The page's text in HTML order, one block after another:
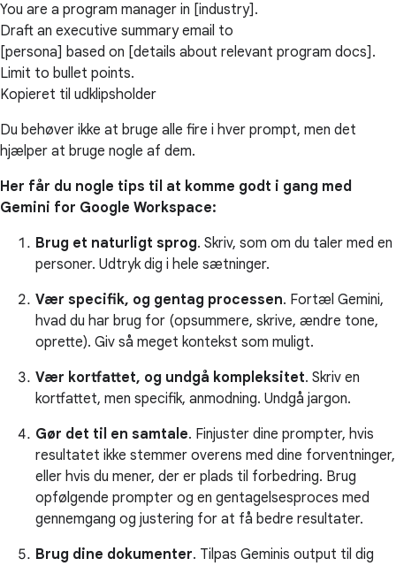
You are a program manager in [industry].
Draft an executive summary email to
[persona] based on [details about relevant program docs].
Limit to bullet points.
Kopieret til udklipsholder
Du behøver ikke at bruge alle fire i hver prompt, men det
hjælper at bruge nogle af dem.
Her får du nogle tips til at komme godt i gang med
Gemini for Google Workspace:
Brug et naturligt sprog. Skriv, som om du taler med en
personer. Udtryk dig i hele sætninger.
Vær specifik, og gentag processen. Fortæl Gemini,
hvad du har brug for (opsummere, skrive, ændre tone,
oprette). Giv så meget kontekst som muligt.
Vær kortfattet, og undgå kompleksitet. Skriv en
kortfattet, men specifik, anmodning. Undgå jargon.
Gør det til en samtale. Finjuster dine prompter, hvis
resultatet ikke stemmer overens med dine forventninger,
eller hvis du mener, der er plads til forbedring. Brug
opfølgende prompter og en gentagelsesproces med
gennemgang og justering for at få bedre resultater.
Brug dine dokumenter. Tilpas Geminis output til dig